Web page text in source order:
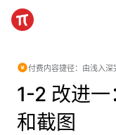
付费内容捷径：由浅入深
1-2 改进
和截图